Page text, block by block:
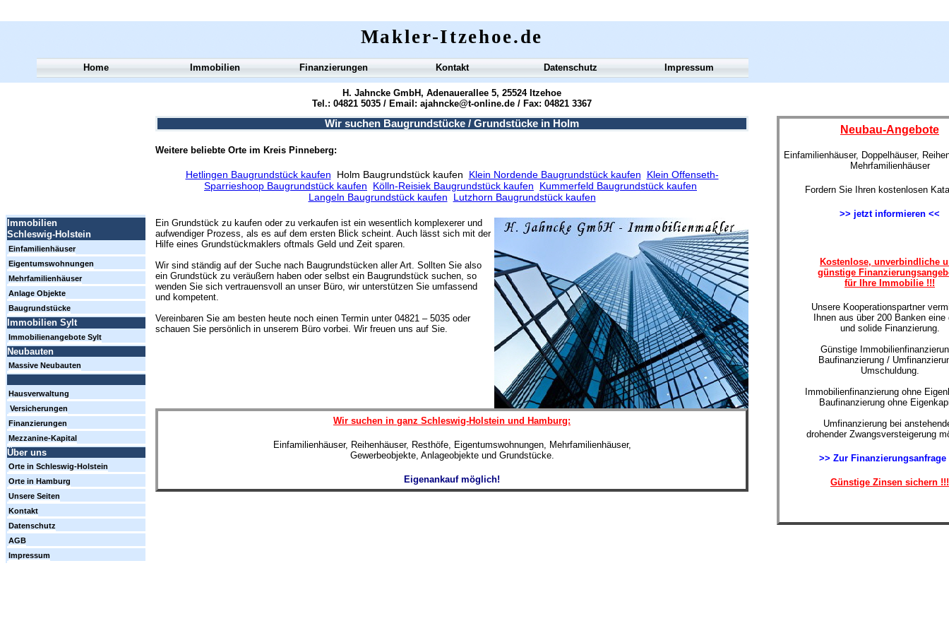
Wir suchen Baugrundstücke / Grundstücke in Holm
Weitere beliebte Orte im Kreis Pinneberg:
Hetlingen Baugrundstück kaufen Holm Baugrundstück kaufen Klein Nordende Baugrundstück kaufen
Klein Offenseth-
Sparrieshoop Baugrundstück kaufen
Kölln-Reisiek Baugrundstück kaufen
Kummerfeld Baugrundstück kaufen
Langeln Baugrundstück kaufen
Lutzhorn Baugrundstück kaufen
Makler-Itzehoe.de
H. Jahncke GmbH, Adenauerallee 5, 25524 Itzehoe
Tel.: 04821 5035 / Email: ajahncke@t-online.de / Fax: 04821 3367
Ein Grundstück zu kaufen oder zu verkaufen ist ein wesentlich komplexerer und
aufwendiger Prozess, als es auf dem ersten Blick scheint. Auch lässt sich mit der
Hilfe eines Grundstückmaklers oftmals Geld und Zeit sparen.
Wir sind ständig auf der Suche nach Baugrundstücken aller Art. Sollten Sie also
ein Grundstück zu veräußern haben oder selbst ein Baugrundstück suchen, so
wenden Sie sich vertrauensvoll an unser Büro, wir unterstützen Sie umfassend
und kompetent.
Vereinbaren Sie am besten heute noch einen Termin unter 04821 – 5035 oder
schauen Sie persönlich in unserem Büro vorbei. Wir freuen uns auf Sie.
Wir suchen in ganz Schleswig-Holstein und Hamburg:
Einfamilienhäuser, Reihenhäuser, Resthöfe, Eigentumswohnungen, Mehrfamilienhäuser,
Gewerbeobjekte, Anlageobjekte und Grundstücke.
Eigenankauf möglich!
Home Immobilien Finanzierungen Kontakt Datenschutz Impressum
Immobilien
Schleswig-Holstein
Einfamilienhäuser
Eigentumswohnungen
Mehrfamilienhäuser
Anlage Objekte
Baugrundstücke
Immobilien Sylt
Immobilienangebote Sylt
Neubauten
Massive Neubauten
Hausverwaltung
Versicherungen
Finanzierungen
Mezzanine-Kapital
Über uns
Orte in Schleswig-Holstein
Orte in Hamburg
Unsere Seiten
Kontakt
Datenschutz
AGB
Impressum
Neubau-Angebote
Einfamilienhäuser, Doppelhäuser,
Mehrfamilienhäuser
Fordern Sie Ihren kostenlosen
>> jetzt informieren <<
Kostenlose, unverbindliche
günstige
für Ihre Immobilie !!!
Unsere Kooperationspartner
Ihnen aus über 200 Banken eine
und solide Finanzierung.
Günstige
Baufinanzierung /
Umschuldung.
Immobilienfinanzierung ohne
Baufinanzierung ohne
Umfinanzierung bei
drohender Zwangsversteigerung
>> Zur Finanzierungsanfrage
Günstige Zinsen sichern !!!